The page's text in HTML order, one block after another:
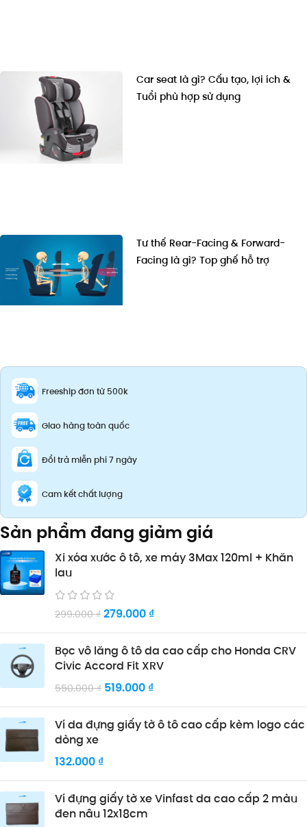
Car seat là gì? Cấu tạo, lợi ích &
Tuổi phù hợp sử dụng
Tư thế Rear-Facing & Forward-
Facing là gì? Top ghế hỗ trợ
Freeship đơn từ 500k
Giao hàng toàn quốc
Đổi trả miễn phí 7 ngày
Cam kết chất lượng
Sản phẩm đang giảm giá
Xi xóa xước ô tô, xe máy 3Max 120ml + Khăn
lau
299.000₫ 279.000 ₫
Bọc vô lăng ô tô da cao cấp cho Honda CRV
Civic Accord Fit XRV
550.000₫ 519.000 ₫
Ví da đựng giấy tờ ô tô cao cấp kèm logo các
dòng xe
132.000 ₫
Ví đựng giấy tờ xe Vinfast da cao cấp 2 màu
đen nâu 12x18cm